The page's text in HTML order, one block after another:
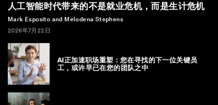
人工智能时代带来的不是就业危机，而是生计危机
Mark Esposito and Melodena Stephens
2026年7月22日
AI正加速职场重塑：您在寻找的下一位关键员
工，或许早已在您的团队之中